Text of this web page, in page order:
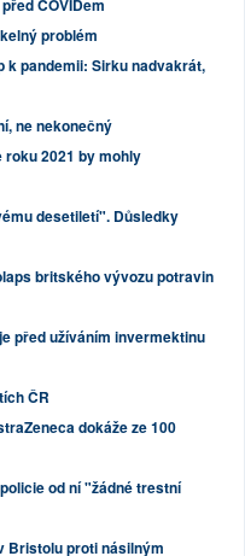
COVIDem
problém
k pandemii: Sirku nadvakrát,
ne nekonečný
2021 by mohly
desetiletí". Důsledky
britského vývozu potravin
před užíváním invermektinu
ČR
dokáže ze 100
od ní "žádné trestní
Bristolu proti násilným